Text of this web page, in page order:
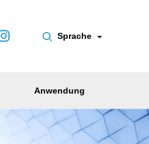
Sprache
Anwendung